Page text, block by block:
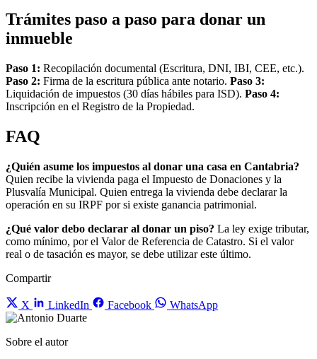
Trámites paso a paso para donar un
inmueble
Paso 1: Recopilación documental (Escritura, DNI, IBI, CEE, etc.).
Paso 2: Firma de la escritura pública ante notario. Paso 3:
Liquidación de impuestos (30 días hábiles para ISD). Paso 4:
Inscripción en el Registro de la Propiedad.
FAQ
¿Quién asume los impuestos al donar una casa en Cantabria?
Quien recibe la vivienda paga el Impuesto de Donaciones y la
Plusvalía Municipal. Quien entrega la vivienda debe declarar la
operación en su IRPF por si existe ganancia patrimonial.
¿Qué valor debo declarar al donar un piso? La ley exige tributar,
como mínimo, por el Valor de Referencia de Catastro. Si el valor
real o de tasación es mayor, se debe utilizar este último.
Compartir
X LinkedIn Facebook WhatsApp
Sobre el autor